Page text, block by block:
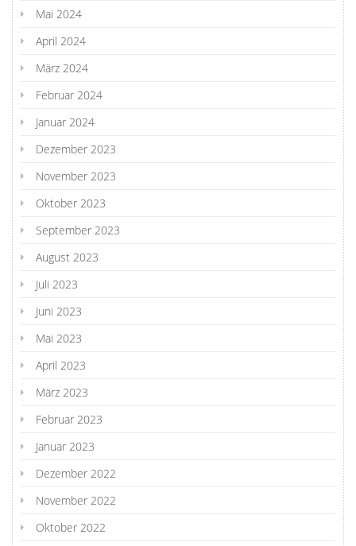
Mai 2024
April 2024
März 2024
Februar 2024
Januar 2024
Dezember 2023
November 2023
Oktober 2023
September 2023
August 2023
Juli 2023
Juni 2023
Mai 2023
April 2023
März 2023
Februar 2023
Januar 2023
Dezember 2022
November 2022
Oktober 2022